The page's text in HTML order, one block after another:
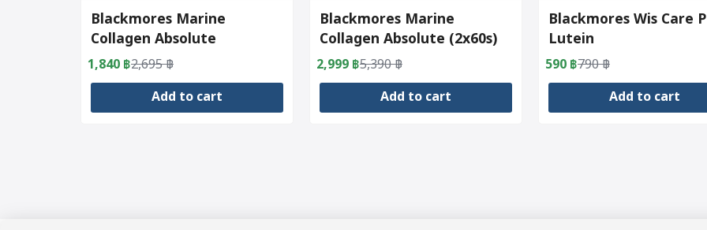
Blackmores Marine
Collagen Absolute
(60capsules)
2,695฿
Original
price
was:
1,840 ฿
Current
price
is:
Add to cart
Blackmores Marine
Collagen Absolute (2x60s)
5,390฿
Original
price
was:
2,999 ฿
Current
price
is:
Add to cart
Blackmores Wis Care
Lutein
790฿
Original
price
was:
590 ฿
Current
price
is:
Add to cart